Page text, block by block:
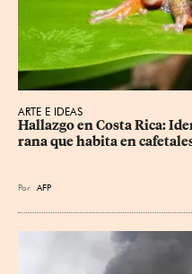
ARTE E IDEAS
Hallazgo en Costa Rica:
rana que habita en
Por AFP